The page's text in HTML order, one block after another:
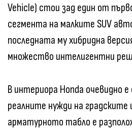
Vehicle) стои зад един от
сегмента на малките SUV
последната му хибридна
множество интелигентни
В интериора Honda очевидно
реалните нужди на
арматурното табло е